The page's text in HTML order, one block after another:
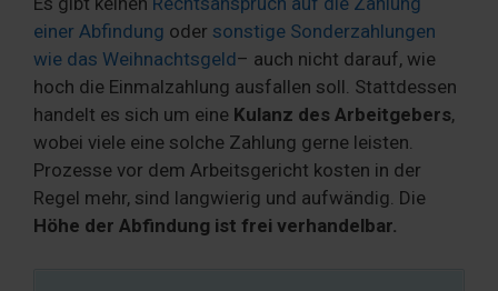
einer Abfindung oder sonstige Sonderzahlungen
wie das Weihnachtsgeld– auch nicht darauf, wie
hoch die Einmalzahlung ausfallen soll. Stattdessen
handelt es sich um eine Kulanz des Arbeitgebers,
wobei viele eine solche Zahlung gerne leisten.
Prozesse vor dem Arbeitsgericht kosten in der
Regel mehr, sind langwierig und aufwändig. Die
Höhe der Abfindung ist frei verhandelbar.